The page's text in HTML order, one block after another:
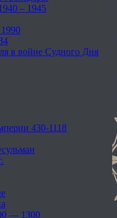
– 1945
в войне Судного Дня
430-1118
— 1300